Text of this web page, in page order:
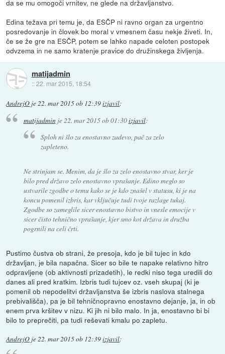
da se mu omogoči vrnitev, ne glede na državljanstvo.
Edina težava pri temu je, da ESČP ni ravno organ za urgentno
posredovanje in človek bo moral v vmesnem času nekje živeti. In,
če se že gre na ESČP, potem se lahko napade celoten postopek
odvzema in ne samo kratenje pravice do družinskega življenja.
matijadmin
::22. mar 2015, 18:54
AndrejO je22. mar 2015 ob 12:39izjavil:
matijadminje22. mar 2015 ob 01:30izjavil:
Sploh ni šlo za enostavno zadevo, pač za zelo
zapleteno.
Ne strinjam se. Menim, da je šlo za zelo enostavno stvar, ker je
bilo pred državo zelo enostavno vprašanje. Edino meglo so
ustvarile zgodbe o temu kako se je kdo znašel v statusu, ki je na
koncu pomenil izbris, kar vključuje tudi tvoje razlage tukaj.
Zgodbe so zameglile sicer enostavno bistvo in vnesle emocije v
sicer čisto tehnično vprašanje, kjer smo kot država in družba
pogrnili na celi črti.
Pustimo čustva ob strani, že presoja, kdo je bil tujec in kdo
državljan, je bila napačna. Sicer so bile te napake relativno hitro
odpravljene (ob aktivnosti prizadetih), le redki niso tega uredili do
danes ali pred kratkim. Izbris tudi tujcev oz. vseh skupaj (ki je
pomenil ob nepodelitvi državljanstva še izbris naslova stalnega
prebivališča), pa je bil tehničnopravno enostavno dejanje, ja, in ob
enem prva kršitev v nizu. Ki jih ni bilo malo. In ja, enostavno bi bi
bilo to preprečiti, pa tudi reševati kmalu po zapletu.
AndrejO je22. mar 2015 ob 12:39izjavil: